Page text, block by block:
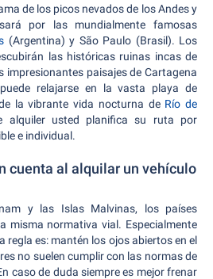
de los picos nevados de los Andes y
por las mundialmente famosas
(Argentina) y São Paulo (Brasil). Los
las históricas ruinas incas de
impresionantes paisajes de Cartagena
relajarse en la vasta playa de
la vibrante vida nocturna de Río de
alquiler usted planifica su ruta por
e individual.
cuenta al alquilar un vehículo
y las Islas Malvinas, los países
misma normativa vial. Especialmente
regla es: mantén los ojos abiertos en el
no suelen cumplir con las normas de
caso de duda siempre es mejor frenar